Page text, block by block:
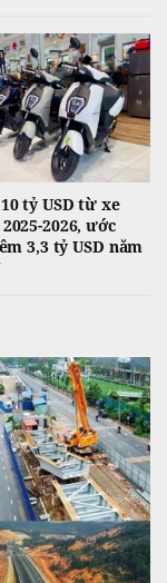
tỷ USD từ xe
2026, ước
3,3 tỷ USD năm